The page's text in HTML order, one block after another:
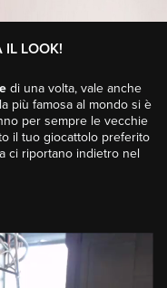
IL LOOK!
di una volta, vale anche
più famosa al mondo si è
per sempre le vecchie
il tuo giocattolo preferito
ci riportano indietro nel